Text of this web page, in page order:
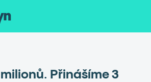
Přinášíme 3